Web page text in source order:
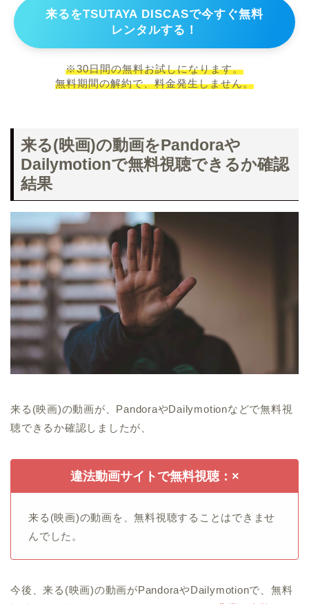
来るをTSUTAYA DISCASで今すぐ無料
レンタルする！
※30日間の無料お試しになります。
無料期間の解約で、料金発生しません。
来る(映画)の動画をPandoraや
Dailymotionで無料視聴できるか確認
結果
来る(映画)の動画が、PandoraやDailymotionなどで無料視
聴できるか確認しましたが、
違法動画サイトで無料視聴：×
来る(映画)の動画を、無料視聴することはできませ
んでした。
今後、来る(映画)の動画がPandoraやDailymotionで、無料